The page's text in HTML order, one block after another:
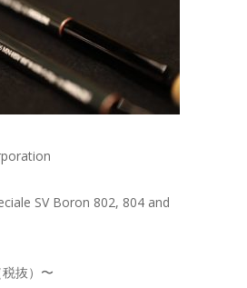
SV Boron 802, 804 and
抜）〜